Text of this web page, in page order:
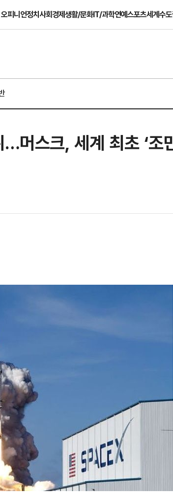
오피니언정치사회경제생활/문화IT/과학연예스포츠세계수
머스크, 세계 최초 ‘조
제로 갈 가능성 있
민의힘 "'남 탓 쇼' 멈
5
"정청래, 李 모욕
말라"…친명-친청 최
격돌